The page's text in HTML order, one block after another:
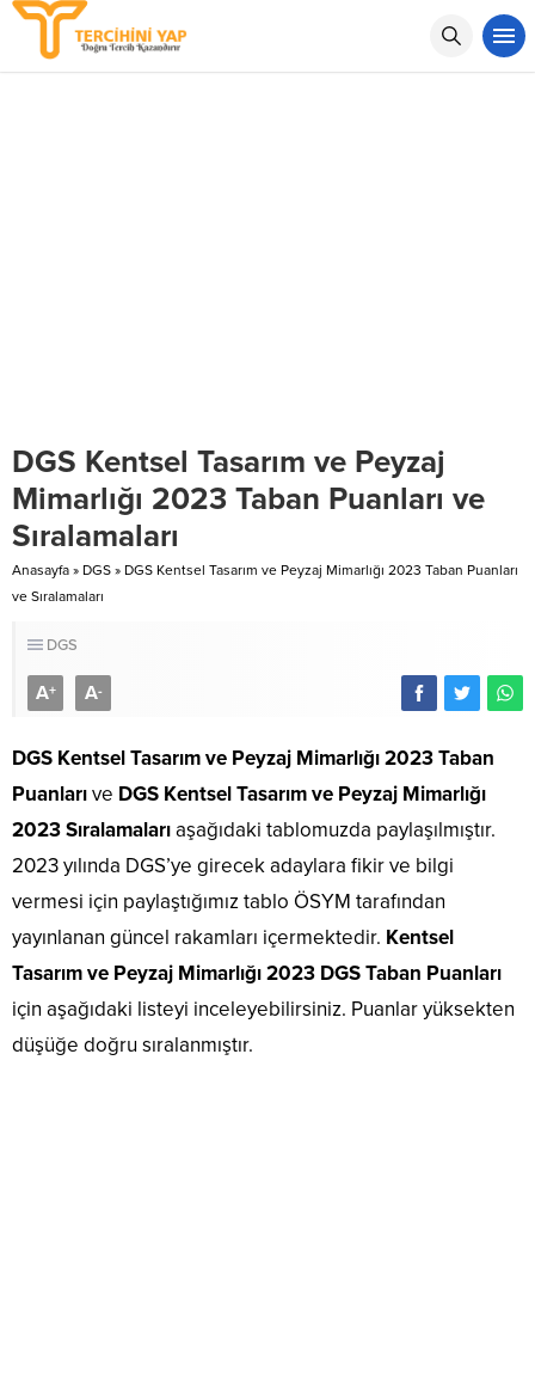
DGS Kentsel Tasarım ve Peyzaj
Mimarlığı 2023 Taban Puanları ve
Sıralamaları
Anasayfa » DGS » DGS Kentsel Tasarım ve Peyzaj Mimarlığı 2023 Taban Puanları
ve Sıralamaları
DGS
A+ A-
DGS Kentsel Tasarım ve Peyzaj Mimarlığı 2023 Taban
Puanlarıve DGS Kentsel Tasarım ve Peyzaj Mimarlığı
2023 Sıralamalarıaşağıdaki tablomuzda paylaşılmıştır.
2023 yılında DGS’ye girecek adaylara fikir ve bilgi
vermesi için paylaştığımız tablo ÖSYM tarafından
yayınlanan güncel rakamları içermektedir. Kentsel
Tasarım ve Peyzaj Mimarlığı 2023 DGS Taban Puanları
için aşağıdaki listeyi inceleyebilirsiniz. Puanlar yüksekten
düşüğe doğru sıralanmıştır.